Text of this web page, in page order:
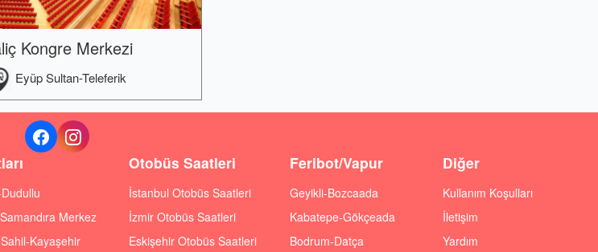
Kongre Merkezi
Eyüp Sultan-Teleferik
Merkez
Kayaşehir
Otobüs Saatleri
İstanbul Otobüs Saatleri
İzmir Otobüs Saatleri
Eskişehir Otobüs Saatleri
Feribot/Vapur
Geyikli-Bozcaada
Kabatepe-Gökçeada
Bodrum-Datça
Diğer
Kullanım Koşulları
İletişim
Yardım